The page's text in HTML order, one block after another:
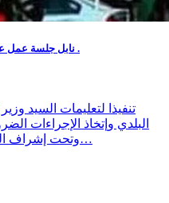
نابل جلسة عمل عن بعد : النظافة والجمالية الحضرية للبلديات .
تنفيذا لتعليمات السيد
البلدي وإتخاذ الإجراءات
وتحت إشراف السيدة هناء شوشاني والية نابل رفقة…